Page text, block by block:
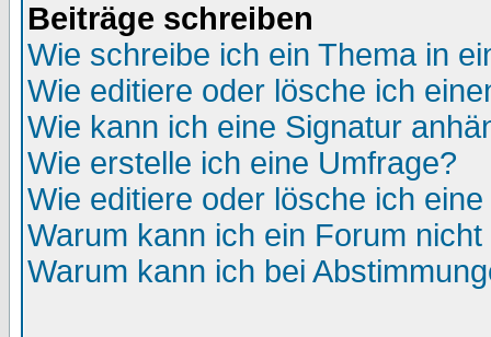
Beiträge schreiben
Wie schreibe ich ein Thema in
Wie editiere oder lösche ich
Wie kann ich eine Signatur
Wie erstelle ich eine Umfrage?
Wie editiere oder lösche ich
Warum kann ich ein Forum
Warum kann ich bei